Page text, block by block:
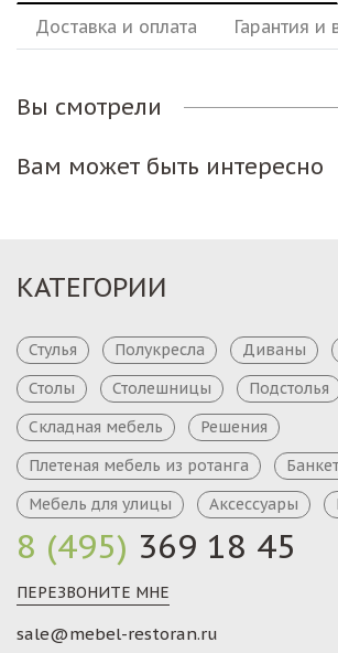
Доставка и оплата Гарантия и
Вы смотрели
Вам может быть интересно
8 (495) 369 18 45
ПЕРЕЗВОНИТЕ МНЕ
sale@mebel-restoran.ru
КАТЕГОРИИ
Стулья Полукресла Диваны
Столы
Столешницы
Подстолья
Складная мебель
Решения
Плетеная мебель из ротанга
Мебель для улицы
Аксессуары